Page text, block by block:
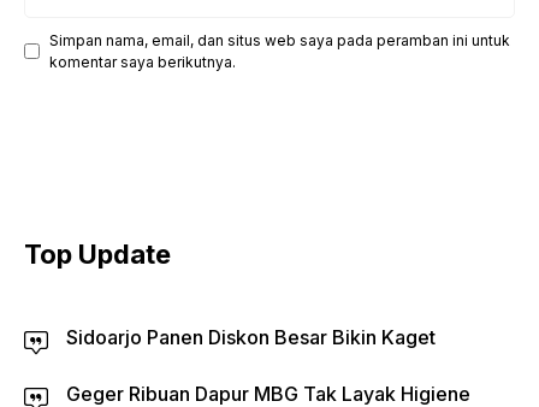
Simpan nama, email, dan situs web saya pada peramban ini untuk
komentar saya berikutnya.
Top Update
Sidoarjo Panen Diskon Besar Bikin Kaget
Geger Ribuan Dapur MBG Tak Layak Higiene